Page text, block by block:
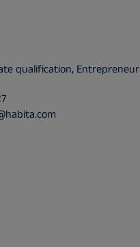
qualification, Entrepreneur